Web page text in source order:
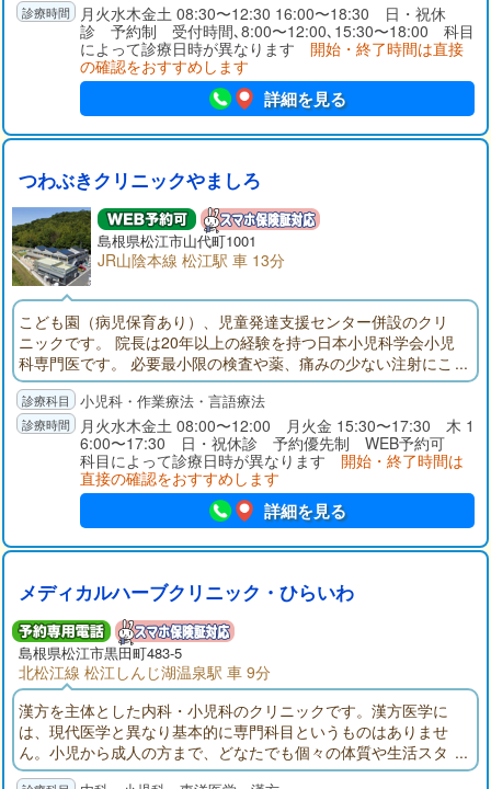
月火水木金土 08:30〜12:30 16:00〜18:30 日・祝休
診 予約制 受付時間､8:00〜12:00､15:30〜18:00 科目
によって診療日時が異なります 開始・終了時間は直接
の確認をおすすめします
詳細を見る
つわぶきクリニックやましろ
島根県松江市山代町1001
JR山陰本線 松江駅 車 13分
こども園（病児保育あり）、児童発達支援センター併設のクリ
ニックです。 院長は20年以上の経験を持つ日本小児科学会小児
科専門医です。 必要最小限の検査や薬、痛みの少ない注射にこ
だわって、笑顔で安心して相談できる医療機関を目指して日々
診療を行っています。 当該施設利用者のみならず広く一般の
方々の外来診療、予防接種、発達障害・夜尿症・海外渡航ワク
チンなどに対応しますので、お困りならご相談ください。
小児科・作業療法・言語療法
月火水木金土 08:00〜12:00 月火金 15:30〜17:30 木 1
6:00〜17:30 日・祝休診 予約優先制 WEB予約可
科目によって診療日時が異なります 開始・終了時間は
直接の確認をおすすめします
詳細を見る
メディカルハーブクリニック・ひらいわ
島根県松江市黒田町483-5
北松江線 松江しんじ湖温泉駅 車 9分
漢方を主体とした内科・小児科のクリニックです。漢方医学に
は、現代医学と異なり基本的に専門科目というものはありませ
ん。小児から成人の方まで、どなたでも個々の体質や生活スタ
イルにあわせた診療を心がけておりますので、気軽にご相談い